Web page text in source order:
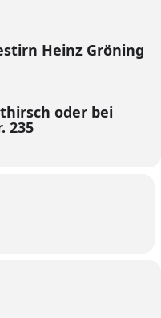
Heinz Gröning
oder bei
235